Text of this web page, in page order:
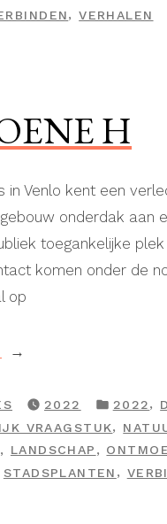
,VERHALEN
H
in Venlo kent een
onderdak aan
toegankelijke
komen onder de
op
“De
H”
2022
IN
2022,
VRAAGSTUK,
, LANDSCHAP ,
STADSPLANTEN ,